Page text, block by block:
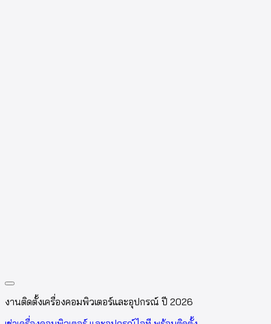
งานติดตั้งเครื่องคอมพิวเตอร์และอุปกรณ์ ปี 2026